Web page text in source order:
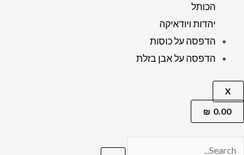
הכותל
יהדות ויודאיקה
הדפסה על כוסות
הדפסה על אבן בזלת
X
0.00
₪